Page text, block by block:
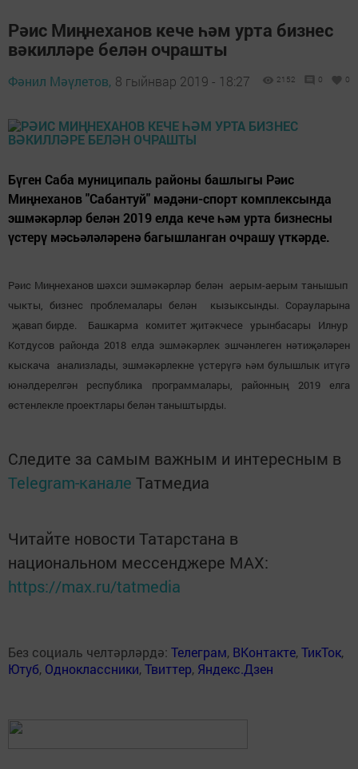
Рәис Миңнеханов кече һәм урта бизнес
вәкилләре белән очрашты
Фәнил Мәүлетов, 8 гыйнвар 2019 - 18:27 2152 0 0
Бүген Саба муниципаль районы башлыгы Рәис
Миңнеханов "Сабантуй" мәдәни-спорт комплексында
эшмәкәрләр белән 2019 елда кече һәм урта бизнесны
үстерү мәсьәләләренә багышланган очрашу үткәрде.
Рәис Миңнеханов шәхси эшмәкәрләр белән аерым-аерым танышып
чыкты, бизнес проблемалары белән кызыксынды. Сорауларына
җавап бирде. Башкарма комитет җитәкчесе урынбасары Илнур
Котдусов районда 2018 елда эшмәкәрлек эшчәнлеген нәтиҗәләрен
кыскача анализлады, эшмәкәрлекне үстерүгә һәм булышлык итүгә
юнәлдерелгән республика программалары, районның 2019 елга
өстенлекле проектлары белән таныштырды.
Следите за самым важным и интересным в
Telegram-канале Татмедиа
Читайте новости Татарстана в
национальном мессенджере MАХ:
https://max.ru/tatmedia
Без социаль челтәрләрдә: Телеграм, ВКонтакте,ТикТок,
Ютуб, Одноклассники,Твиттер, Яндекс.Дзен